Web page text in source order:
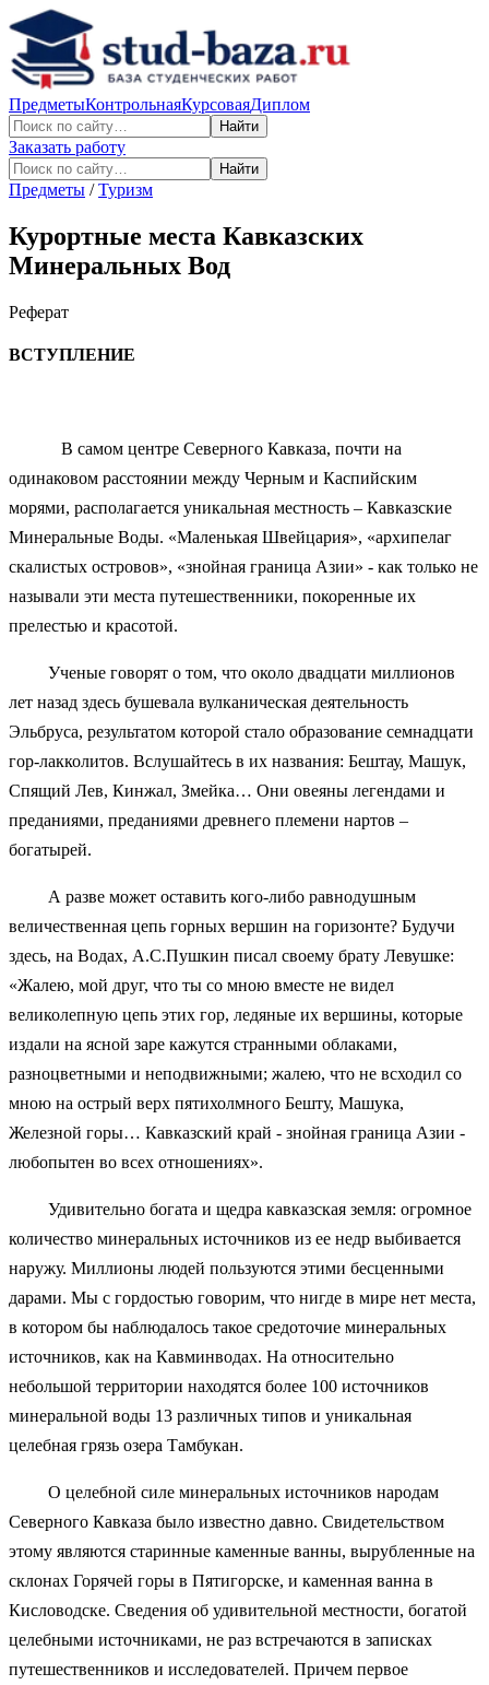
ПредметыКонтрольнаяКурсоваяДиплом
Найти
Заказать работу
Найти
Предметы /Туризм
Курортные места Кавказских
Минеральных Вод
Реферат
ВСТУПЛЕНИЕ
В самом центре Северного Кавказа, почти на
одинаковом расстоянии между Черным и Каспийским
морями, располагается уникальная местность – Кавказские
Минеральные Воды. «Маленькая Швейцария», «архипелаг
скалистых островов», «знойная граница Азии» - как только не
называли эти места путешественники, покоренные их
прелестью и красотой.
Ученые говорят о том, что около двадцати миллионов
лет назад здесь бушевала вулканическая деятельность
Эльбруса, результатом которой стало образование семнадцати
гор-лакколитов. Вслушайтесь в их названия: Бештау, Машук,
Спящий Лев, Кинжал, Змейка… Они овеяны легендами и
преданиями, преданиями древнего племени нартов –
богатырей.
А разве может оставить кого-либо равнодушным
величественная цепь горных вершин на горизонте? Будучи
здесь, на Водах, А.С.Пушкин писал своему брату Левушке:
«Жалею, мой друг, что ты со мною вместе не видел
великолепную цепь этих гор, ледяные их вершины, которые
издали на ясной заре кажутся странными облаками,
разноцветными и неподвижными; жалею, что не всходил со
мною на острый верх пятихолмного Бешту, Машука,
Железной горы… Кавказский край - знойная граница Азии -
любопытен во всех отношениях».
Удивительно богата и щедра кавказская земля: огромное
количество минеральных источников из ее недр выбивается
наружу. Миллионы людей пользуются этими бесценными
дарами. Мы с гордостью говорим, что нигде в мире нет места,
в котором бы наблюдалось такое средоточие минеральных
источников, как на Кавминводах. На относительно
небольшой территории находятся более 100 источников
минеральной воды 13 различных типов и уникальная
целебная грязь озера Тамбукан.
О целебной силе минеральных источников народам
Северного Кавказа было известно давно. Свидетельством
этому являются старинные каменные ванны, вырубленные на
склонах Горячей горы в Пятигорске, и каменная ванна в
Кисловодске. Сведения об удивительной местности, богатой
целебными источниками, не раз встречаются в записках
путешественников и исследователей. Причем первое